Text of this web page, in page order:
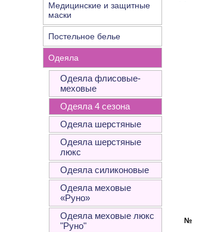
Медицинские и защитные
маски
Постельное белье
Одеяла
Одеяла флисовые-
меховые
Одеяла 4 сезона
Одеяла шерстяные
Одеяла шерстяные
люкс
Одеяла силиконовые
Одеяла меховые
«Руно»
Одеяла меховые люкс
"Руно"
№